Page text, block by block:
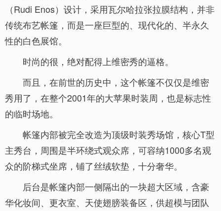
（Rudi Enos）设计，采用瓦尔哈拉张拉膜结构，并非
传统布艺帐篷，而是一座巨型的、现代化的、半永久
性的白色展馆。
时尚的很，绝对配得上维密秀的逼格。
而且，在前世的历史中，这个帐篷不仅仅是维密
秀用了，在整个2001年的大苹果时装周，也是标志性
的临时场地。
帐篷内部被完全改造为顶级时装秀场馆，核心T型
主秀台，周围是半环绕式观众席，可容纳1000多名观
众的阶梯式坐席，铺了丝绒软垫，十分奢华。
后台是帐篷内部一侧隔出的一块超大区域，含豪
华化妆间、更衣室、天使翅膀装备区，供超模与团队